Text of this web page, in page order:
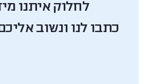
לחלוק איתנו
כתבו לנו ונשוב